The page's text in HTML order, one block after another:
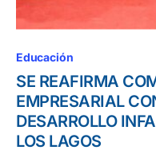
Educación
SE REAFIRMA
EMPRESARIAL
DESARROLLO
LOS LAGOS